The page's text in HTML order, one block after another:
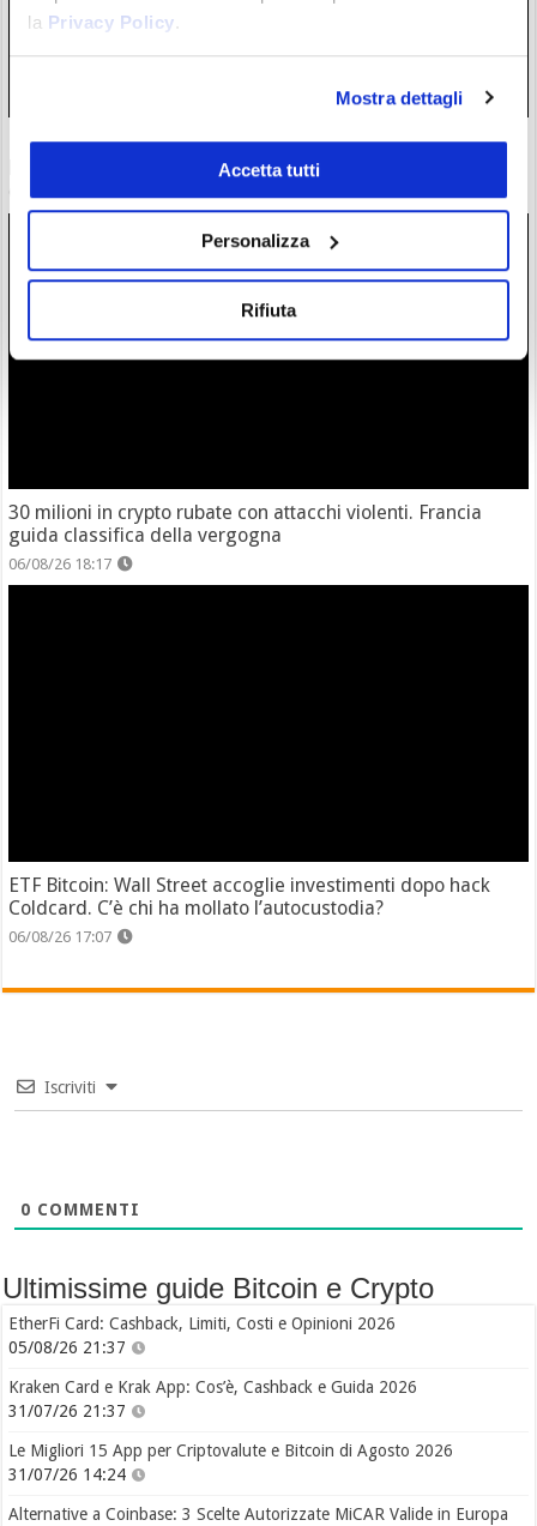
la Privacy Policy.
Mostra dettagli
Accetta tutti
Personalizza
Rifiuta
Bybit EU ottiene licenza EMI in Bybit Payments GmbH per
potenziare i pagamenti digitali
30 milioni in crypto rubate con attacchi violenti. Francia
guida classifica della vergogna
06/08/26 18:17
ETF Bitcoin: Wall Street accoglie investimenti dopo hack
Coldcard. C’è chi ha mollato l’autocustodia?
06/08/26 17:07
Iscriviti
0 COMMENTI
Ultimissime guide Bitcoin e Crypto
EtherFi Card: Cashback, Limiti, Costi e Opinioni 2026
05/08/26 21:37
Kraken Card e Krak App: Cos’è, Cashback e Guida 2026
31/07/26 21:37
Le Migliori 15 App per Criptovalute e Bitcoin di Agosto 2026
31/07/26 14:24
Alternative a Coinbase: 3 Scelte Autorizzate MiCAR Valide in Europa